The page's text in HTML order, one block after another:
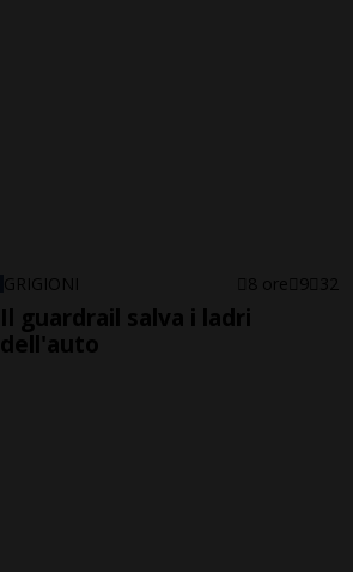
GRIGIONI 8 ore 9 32
Il guardrail salva i ladri
dell'auto